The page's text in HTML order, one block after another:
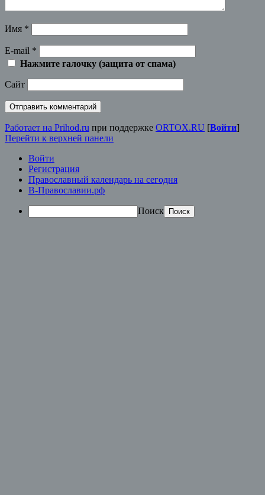
Имя *
E-mail *
Нажмите галочку (защита от спама)
Сайт
Работает на Prihod.ru при поддержке ORTOX.RU [Войти]
Перейти к верхней панели
Войти
Регистрация
Православный календарь на сегодня
В-Православии.рф
Поиск